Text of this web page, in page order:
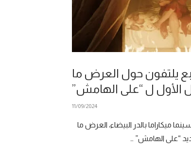
يلتفون حول العرض ما
الأول ل “على الهامش”
11/09/2024
ميكاراما بالدر البيضاء، العرض ما
“على الهامش” …